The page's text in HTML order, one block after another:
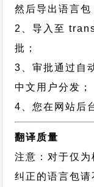
然后导出语言包
2、导入至
批；
3、审批通过自
中文用户分发；
4、您在网站后
翻译质量
注意：对于仅
纠正的语言包请